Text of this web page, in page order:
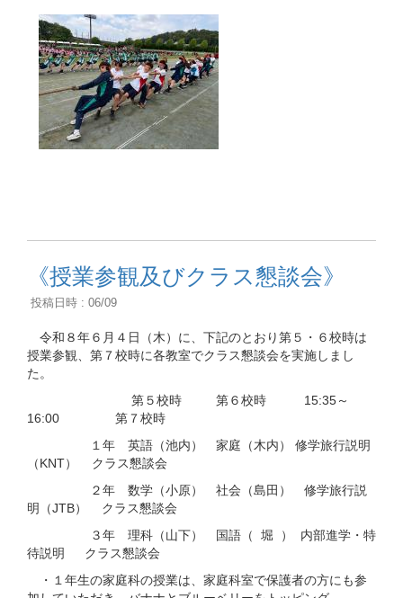
《授業参観及びクラス懇談会》
投稿日時 : 06/09
令和８年６月４日（木）に、下記のとおり第５・６校時は
授業参観、第７校時に各教室でクラス懇談会を実施しまし
た。
第５校時 第６校時 15:35～
16:00 第７校時
１年 英語（池内） 家庭（木内） 修学旅行説明
（KNT） クラス懇談会
２年 数学（小原） 社会（島田） 修学旅行説
明（JTB） クラス懇談会
３年 理科（山下） 国語（ 堀 ） 内部進学・特
待説明 クラス懇談会
・１年生の家庭科の授業は、家庭科室で保護者の方にも参